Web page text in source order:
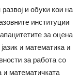
и обуки кои на
институции
за оцена
и математика и
за работа со
и математичката